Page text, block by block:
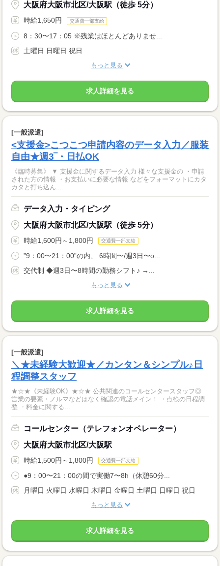
大阪府大阪市北区/大阪駅（徒歩 5分）
時給1,650円 交通費一部支給
8：30〜17：05 ※残業はほとんどありませ...
土曜日 日曜日 祝日
もっと見る
求人詳細を見る
[一般派遣]
<支援金>こつこつ申請内容のデータ入力／服装
自由★週3‾・日払OK
《臨時募集》 ▼ 支援金に関するデータ入力 様々な支援金の ・申請
された方の情報 ・お支払いに必要な情報 などをフォーマットにカタ
カタと打ち込ん...
データ入力・タイピング
大阪府大阪市北区/大阪駅（徒歩 5分）
時給1,600円～1,800円 交通費一部支給
”9：00〜21：00”の内、 6時間〜/週3日〜o...
交代制 ◆週3日〜8時間の勤務シフト♪ →...
もっと見る
求人詳細を見る
[一般派遣]
＼★未経験大歓迎★／カンタン＆シンプル♪日
程調整スタッフ
★☆★《未経験OK》★☆★ 公共関連のコールセンタースタッフ◎
営業の要素・ノルマなどはなく確認の電話メイン！ ・点検の日程調
整 ・料金に関する...
コールセンター（テレフォンオペレーター）
大阪府大阪市北区/大阪駅
時給1,500円～1,800円 交通費一部支給
●9：00〜21：00の間で実働7〜8h（休憩60分...
月曜日 火曜日 水曜日 木曜日 金曜日 土曜日 日曜日 祝日
もっと見る
求人詳細を見る